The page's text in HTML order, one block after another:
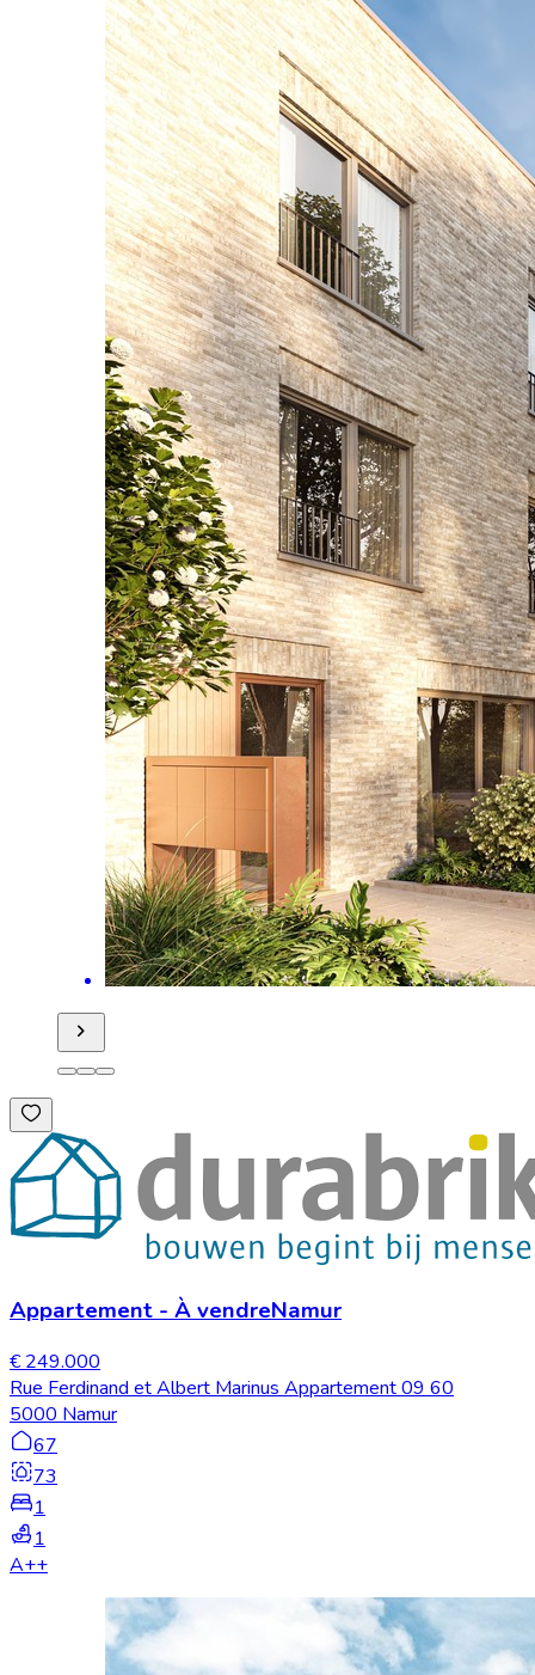
Appartement - À vendreNamur
€ 249.000
Rue Ferdinand et Albert Marinus Appartement 09 60
5000 Namur
67
73
1
1
A++